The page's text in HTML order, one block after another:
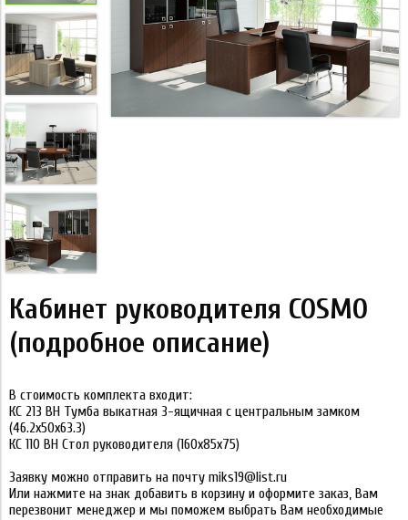
Кабинет руководителя COSMO
(подробное описание)
В стоимость комплекта входит:
КС 213 ВН Тумба выкатная 3-ящичная с центральным замком
(46.2x50x63.3)
КС 110 ВН Стол руководителя (160x85x75)
Заявку можно отправить на почту miks19@list.ru
Или нажмите на знак добавить в корзину и оформите заказ, Вам
перезвонит менеджер и мы поможем выбрать Вам необходимые